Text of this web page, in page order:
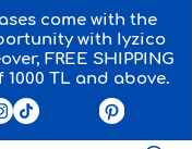
come with the
with Iyzico
FREE SHIPPING
TL and above.